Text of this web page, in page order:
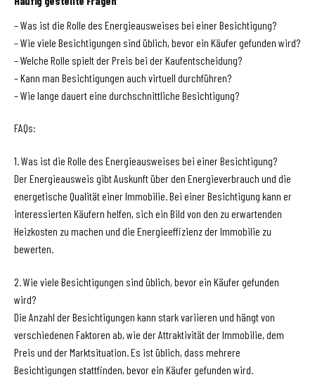
– Was ist die Rolle des Energieausweises bei einer Besichtigung?
– Wie viele Besichtigungen sind üblich, bevor ein Käufer gefunden wird?
– Welche Rolle spielt der Preis bei der Kaufentscheidung?
– Kann man Besichtigungen auch virtuell durchführen?
– Wie lange dauert eine durchschnittliche Besichtigung?
FAQs:
1. Was ist die Rolle des Energieausweises bei einer Besichtigung?
Der Energieausweis gibt Auskunft über den Energieverbrauch und die
energetische Qualität einer Immobilie. Bei einer Besichtigung kann er
interessierten Käufern helfen, sich ein Bild von den zu erwartenden
Heizkosten zu machen und die Energieeffizienz der Immobilie zu
bewerten.
2. Wie viele Besichtigungen sind üblich, bevor ein Käufer gefunden
wird?
Die Anzahl der Besichtigungen kann stark variieren und hängt von
verschiedenen Faktoren ab, wie der Attraktivität der Immobilie, dem
Preis und der Marktsituation. Es ist üblich, dass mehrere
Besichtigungen stattfinden, bevor ein Käufer gefunden wird.